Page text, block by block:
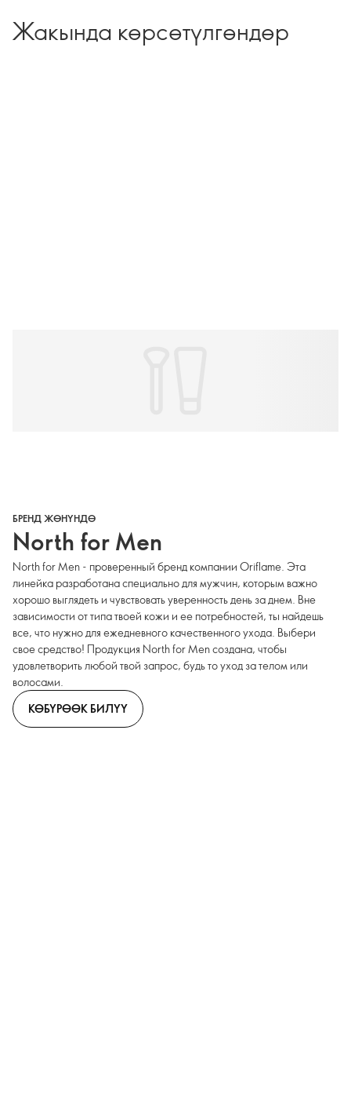
Жакында көрсөтүлгөндөр
БРЕНД ЖӨНҮНДӨ
North for Men
North for Men - проверенный бренд компании Oriflame. Эта
линейка разработана специально для мужчин, которым важно
хорошо выглядеть и чувствовать уверенность день за днем. Вне
зависимости от типа твоей кожи и ее потребностей, ты найдешь
все, что нужно для ежедневного качественного ухода. Выбери
свое средство! Продукция North for Men создана, чтобы
удовлетворить любой твой запрос, будь то уход за телом или
волосами.
КӨБҮРӨӨК БИЛҮҮ